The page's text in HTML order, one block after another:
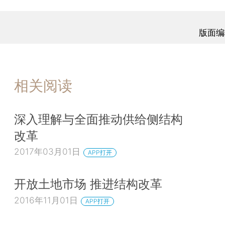
版面
相关阅读
深入理解与全面推动供给侧结构
改革
2017年03月01日 APP打开
开放土地市场 推进结构改革
2016年11月01日 APP打开